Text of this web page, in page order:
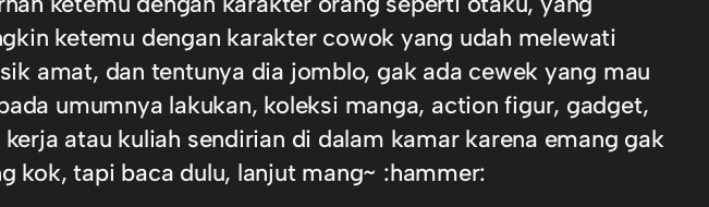
ketemu dengan karakter cowok yang udah melewati
amat, dan tentunya dia jomblo, gak ada cewek yang mau
umumnya lakukan, koleksi manga, action figur, gadget,
atau kuliah sendirian di dalam kamar karena emang gak
kok, tapi baca dulu, lanjut mang~ :hammer: